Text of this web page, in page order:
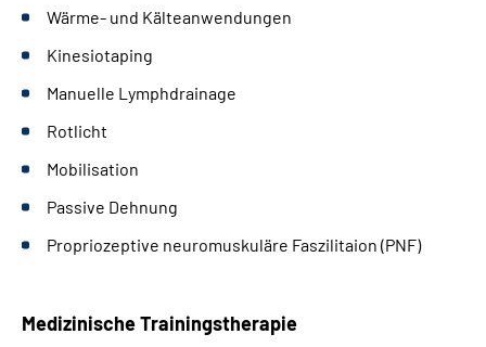
Wärme- und Kälteanwendungen
Kinesiotaping
Manuelle Lymphdrainage
Rotlicht
Mobilisation
Passive Dehnung
Propriozeptive neuromuskuläre Faszilitaion (PNF)
Medizinische Trainingstherapie